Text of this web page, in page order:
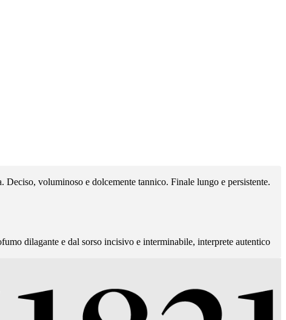
voluminoso e dolcemente tannico. Finale lungo e persistente.
dilagante e dal sorso incisivo e interminabile, interprete autentico